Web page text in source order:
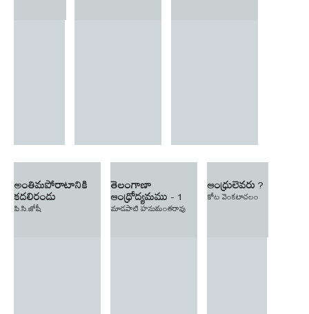
అంతిమపోరాటానికి
కదలిరండు
పి.సి.జోషీ
తెలంగాణా
ఆంధ్రోద్యమము - 1
మాడపాటి హనుమంతరావు
ఆంధ్రులెవరు ?
కోట వెంకటాచలం